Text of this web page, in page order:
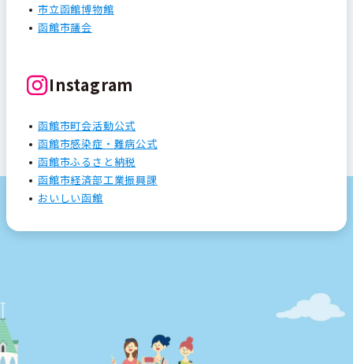
市立函館博物館
函館市議会
Instagram
函館市町会活動公式
函館市感染症・難病公式
函館市ふるさと納税
函館市経済部工業振興課
おいしい函館